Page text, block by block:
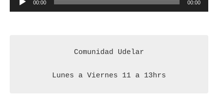
00:00 00:00
Comunidad Udelar
Lunes a Viernes 11 a 13hrs